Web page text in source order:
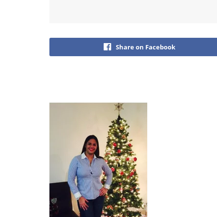
Share on Facebook